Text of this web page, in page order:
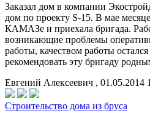
Заказал дом в компании
дом по проекту S-15. В мае
КАМАЗе и приехала бригада.
возникающие проблемы
работы, качеством работы
рекомендовать эту бригаду
Евгений Алексеевич , 01.05.2014
Строительство дома из бруса